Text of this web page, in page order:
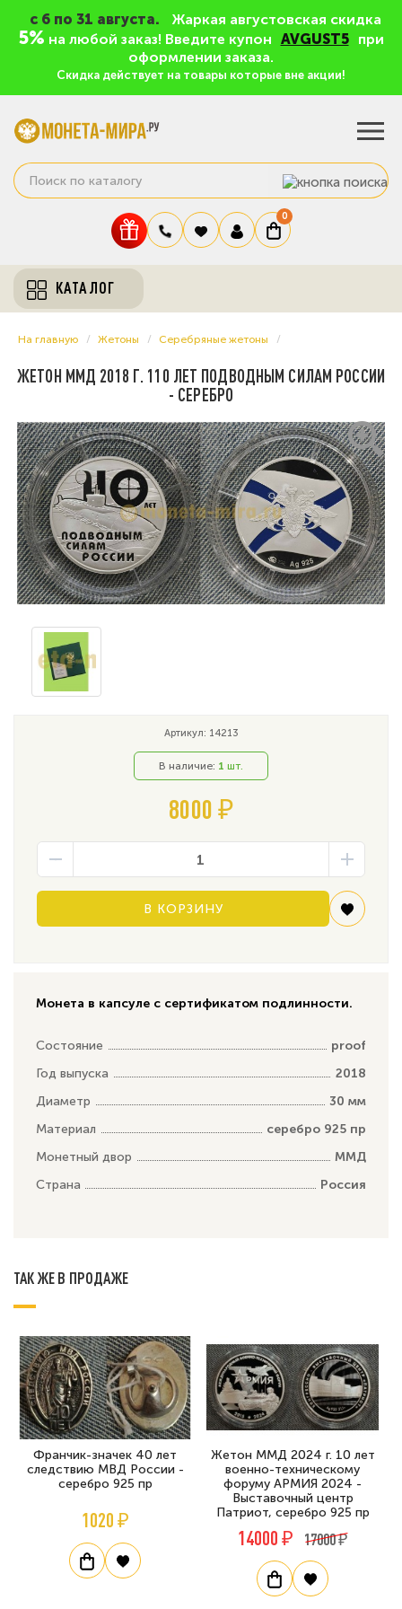
c 6 по 31 августа. Жаркая августовская скидка
5% на любой заказ! Введите купон AVGUST5
при
оформлении заказа.
Скидка действует на товары которые вне акции!
0
КАТАЛОГ
На главную Жетоны Серебряные жетоны
ЖЕТОН ММД 2018 Г. 110 ЛЕТ ПОДВОДНЫМ СИЛАМ РОССИИ
- СЕРЕБРО
Артикул: 14213
В наличие: 1 шт.
8000 ₽
В КОРЗИНУ
Монета в капсуле с сертификатом подлинности.
Состояние
proof
Год выпуска
2018
Диаметр
30 мм
Материал
серебро 925 пр
Монетный двор
ММД
Страна
Россия
ТАК ЖЕ В ПРОДАЖЕ
Франчик-значек 40 лет
следствию МВД России -
серебро 925 пр
1020 ₽
Жетон ММД 2024 г. 10 лет
военно-техническому
форуму АРМИЯ 2024 -
Выставочный центр
Патриот, серебро 925 пр
14000 ₽ 17000 ₽